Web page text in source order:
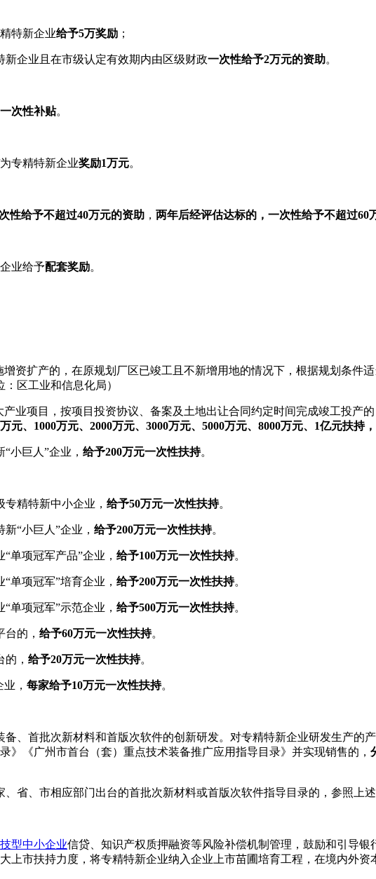
特新企业给予5万奖励 ；
企业且在市级认定有效期内由区级财政一次性给予2万元的资助。
次性补贴。
为专精特新企业奖励1万元。
性给予不超过40万元的资助 ， 两年后经评估达标的，一次性给予不超过60
业给予配套奖励。
扩产的，在原规划厂区已竣工且不新增用地的情况下，根据规划条件适
：区工业和信息化局）
项目，按项目投资协议、备案及土地出让合同约定时间完成竣工投产
元、1000万元、2000万元、3000万元、5000万元、8000万元、1亿元扶持
巨人”企业， 给予200万元一次性扶持。
精特新中小企业， 给予50万元一次性扶持。
“小巨人”企业， 给予200万元一次性扶持。
项冠军产品”企业， 给予100万元一次性扶持。
项冠军”培育企业， 给予200万元一次性扶持。
项冠军”示范企业， 给予500万元一次性扶持。
的， 给予60万元一次性扶持。
， 给予20万元一次性扶持。
， 每家给予10万元一次性扶持。
首批次新材料和首版次软件的创新研发。对专精特新企业研发生产的
》《广州市首台（套）重点技术装备推广应用指导目录》并实现销售的，
、市相应部门出台的首批次新材料或首版次软件指导目录的，参照上述
型中小企业信贷、知识产权质押融资等风险补偿机制管理，鼓励和引导
上市扶持力度，将专精特新企业纳入企业上市苗圃培育工程，在境内外资